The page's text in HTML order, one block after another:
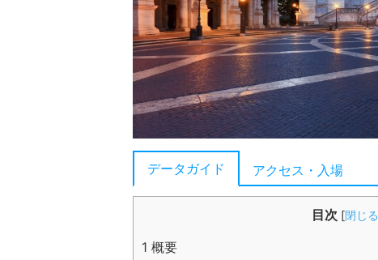
データガイド アクセス・入場
目次 [閉じる
1 概要